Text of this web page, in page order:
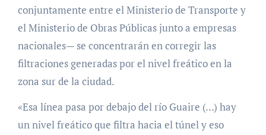
conjuntamente entre el Ministerio de Transporte y
el Ministerio de Obras Públicas junto a empresas
nacionales— se concentrarán en corregir las
filtraciones generadas por el nivel freático en la
zona sur de la ciudad.
«Esa línea pasa por debajo del río Guaire (…) hay
un nivel freático que filtra hacia el túnel y eso